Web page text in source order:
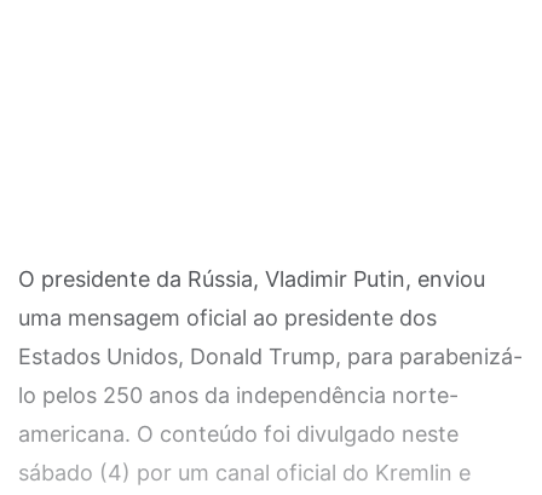
O presidente da Rússia, Vladimir Putin, enviou
uma mensagem oficial ao presidente dos
Estados Unidos, Donald Trump, para parabenizá-
lo pelos 250 anos da independência norte-
americana. O conteúdo foi divulgado neste
sábado (4) por um canal oficial do Kremlin e